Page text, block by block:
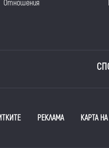
Отношения
РЕКЛАМА КАРТА